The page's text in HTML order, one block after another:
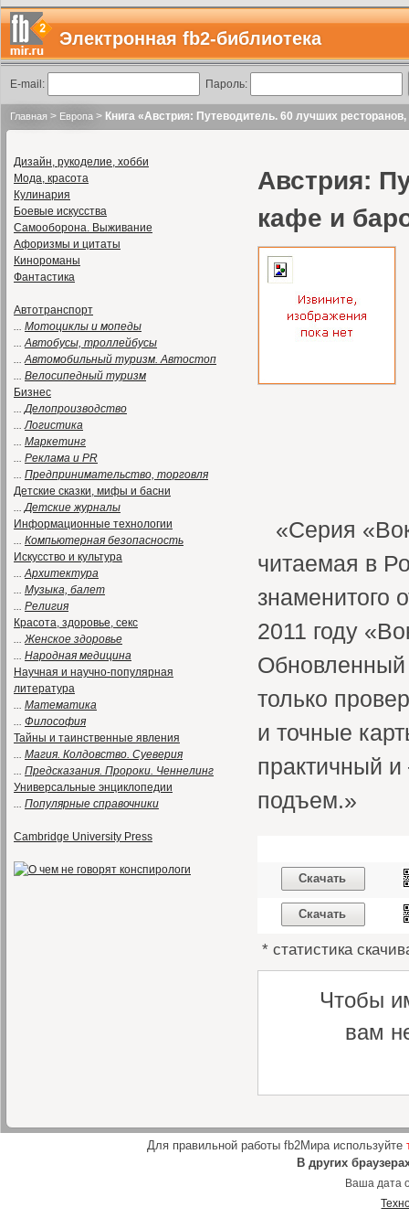
Электронная fb2-библиотека
E-mail: Пароль:
Главная > Европа > Книга «Австрия: Путеводитель. 60 лучших
Дизайн, рукоделие, хобби
Мода, красота
Кулинария
Боевые искусства
Самооборона. Выживание
Афоризмы и цитаты
Кинороманы
Фантастика
Автотранспорт
... Мотоциклы и мопеды
...Автобусы, троллейбусы
...Автомобильный туризм. Автостоп
... Велосипедный туризм
Бизнес
...Делопроизводство
...Логистика
... Маркетинг
... Реклама и PR
... Предпринимательство, торговля
Детские сказки, мифы и басни
...Детские журналы
Информационные технологии
... Компьютерная безопасность
Искусство и культура
...Архитектура
... Музыка, балет
... Религия
Красота, здоровье, секс
...Женское здоровье
... Народная медицина
Научная и научно-популярная
литература
... Математика
... Философия
Тайны и таинственные явления
... Магия. Колдовство. Суеверия
... Предсказания. Пророки. Ченнелинг
Универсальные энциклопедии
... Популярные справочники
Cambridge University Press
Австрия:
кафе и
«Серия
читаемая в
знаменитого
2011 году
Обновленный
только
и точные
практичный
подъем.»
Скачать
Скачать
* статистика
Чтобы
вам
Для правильной работы fb2Мира используйте
В других
Ваша дата